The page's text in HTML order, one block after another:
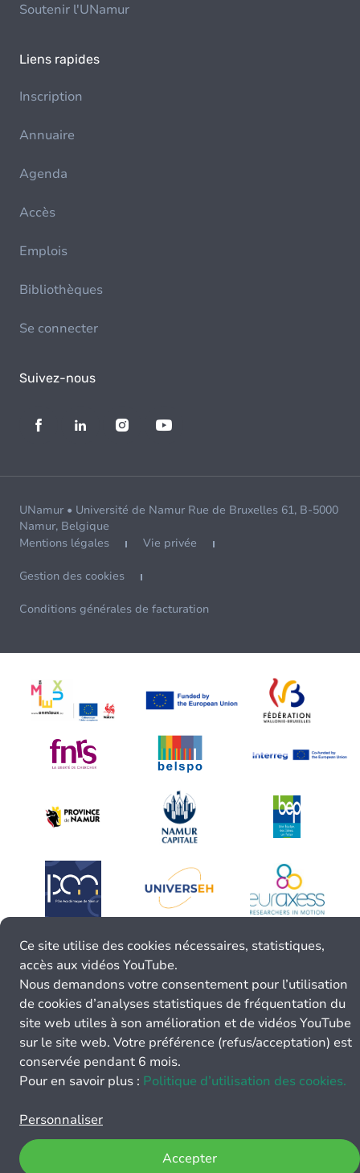
Soutenir l'UNamur
Liens rapides
Inscription
Annuaire
Agenda
Accès
Emplois
Bibliothèques
Se connecter
Suivez-nous
UNamur • Université de Namur Rue de Bruxelles 61, B-5000
Namur, Belgique
Mentions légales
Vie privée
Gestion des cookies
Conditions générales de facturation
Ce site utilise des cookies nécessaires, statistiques,
accès aux vidéos YouTube.
Nous demandons votre consentement pour l’utilisation
de cookies d’analyses statistiques de fréquentation du
site web utiles à son amélioration et de vidéos YouTube
sur le site web. Votre préférence (refus/acceptation) est
conservée pendant 6 mois.
Pour en savoir plus : Politique d’utilisation des cookies.
Personnaliser
Accepter